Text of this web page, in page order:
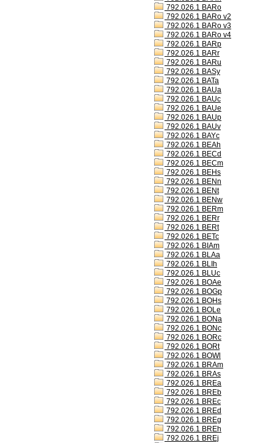
792.026.1 BARo
792.026.1 BARo v2
792.026.1 BARo v3
792.026.1 BARo v4
792.026.1 BARp
792.026.1 BARr
792.026.1 BARu
792.026.1 BASy
792.026.1 BATa
792.026.1 BAUa
792.026.1 BAUc
792.026.1 BAUe
792.026.1 BAUp
792.026.1 BAUv
792.026.1 BAYc
792.026.1 BEAh
792.026.1 BECd
792.026.1 BECm
792.026.1 BEHs
792.026.1 BENn
792.026.1 BENt
792.026.1 BENw
792.026.1 BERm
792.026.1 BERr
792.026.1 BERt
792.026.1 BETc
792.026.1 BIAm
792.026.1 BLAa
792.026.1 BLIh
792.026.1 BLUc
792.026.1 BOAe
792.026.1 BOGp
792.026.1 BOHs
792.026.1 BOLe
792.026.1 BONa
792.026.1 BONc
792.026.1 BORc
792.026.1 BORt
792.026.1 BOWl
792.026.1 BRAm
792.026.1 BRAs
792.026.1 BREa
792.026.1 BREb
792.026.1 BREc
792.026.1 BREd
792.026.1 BREg
792.026.1 BREh
792.026.1 BREj